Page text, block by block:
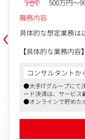
‹
500万円～
職務内容
具体的な想定業務は
【具体的な業務内容】
契約締結後のパー
ード」サービス導
件定義、プロジェ
外関係者との連携・
・既存パートナー企
既存パートナー企
のリプレースに伴
コンサルタントか
●大手ITグループにて
ード決済は、サービス
●オンラインで貯めた